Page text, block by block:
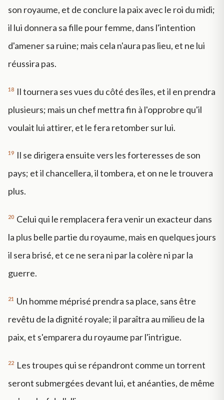
son royaume, et de conclure la paix avec le roi du midi;
il lui donnera sa fille pour femme, dans l'intention
d'amener sa ruine; mais cela n'aura pas lieu, et ne lui
réussira pas.
18 Il tournera ses vues du côté des îles, et il en prendra
plusieurs; mais un chef mettra fin à l'opprobre qu'il
voulait lui attirer, et le fera retomber sur lui.
19 Il se dirigera ensuite vers les forteresses de son
pays; et il chancellera, il tombera, et on ne le trouvera
plus.
20 Celui qui le remplacera fera venir un exacteur dans
la plus belle partie du royaume, mais en quelques jours
il sera brisé, et ce ne sera ni par la colère ni par la
guerre.
21 Un homme méprisé prendra sa place, sans être
revêtu de la dignité royale; il paraîtra au milieu de la
paix, et s'emparera du royaume par l'intrigue.
22 Les troupes qui se répandront comme un torrent
seront submergées devant lui, et anéanties, de même